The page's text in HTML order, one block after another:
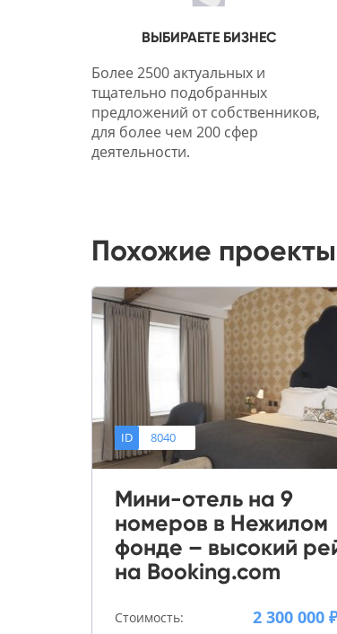
ВЫБИРАЕТЕ БИЗНЕС
Более 2500 актуальных и
тщательно подобранных
предложений от собственников,
для более чем 200 сфер
деятельности.
Похожие проекты
ID 8040
Мини-отель на 9
номеров в Нежилом
фонде – высокий
на Booking.com
Стоимость: 2 300 000 ₽